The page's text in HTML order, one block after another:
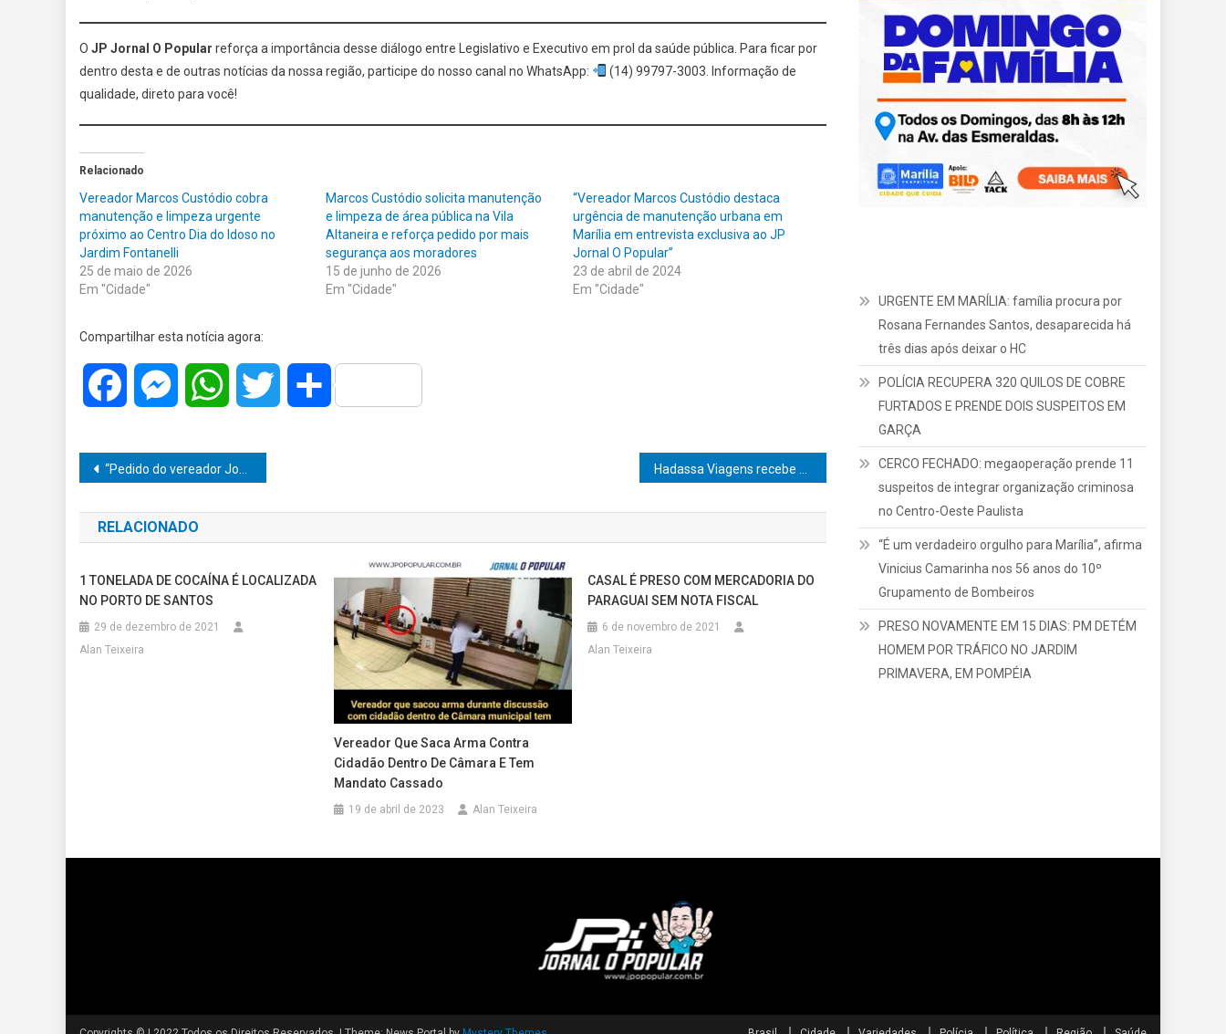
O JP Jornal O Popular reforça a importância desse diálogo entre Legislativo e Executivo em prol da saúde pública. Para ficar por
dentro desta e de outras notícias da nossa região, participe do nosso canal no WhatsApp:
(14) 99797-3003. Informação de
qualidade, direto para você!
Relacionado
Vereador Marcos Custódio cobra
manutenção e limpeza urgente
próximo ao Centro Dia do Idoso no
Jardim Fontanelli
25 de maio de 2026
Em "Cidade"
Marcos Custódio solicita manutenção
e limpeza de área pública na Vila
Altaneira e reforça pedido por mais
segurança aos moradores
15 de junho de 2026
Em "Cidade"
“Vereador Marcos Custódio destaca
urgência de manutenção urbana em
Marília em entrevista exclusiva ao JP
Jornal O Popular”
23 de abril de 2024
Em "Cidade"
Compartilhar esta notícia agora:
Facebook MessengerWhatsAppTwitter Share
Navegação
de
Post
“Pedido do vereador João do Bar pode trazer Casa Lotérica para a Zona Norte e revolucionar o atendimento bancário!”
RELACIONADO
1 TONELADA DE COCAÍNA É LOCALIZADA
NO PORTO DE SANTOS
29 de dezembro de 2021
Alan Teixeira
Vereador Que Saca Arma Contra
Cidadão Dentro De Câmara E Tem
Mandato Cassado
19 de abril de 2023 Alan Teixeira
CASAL É PRESO COM MERCADORIA DO
PARAGUAI SEM NOTA FISCAL
6 de novembro de 2021
Alan Teixeira
URGENTE EM MARÍLIA: família procura por
Rosana Fernandes Santos, desaparecida há
três dias após deixar o HC
POLÍCIA RECUPERA 320 QUILOS DE COBRE
FURTADOS E PRENDE DOIS SUSPEITOS EM
GARÇA
CERCO FECHADO: megaoperação prende 11
suspeitos de integrar organização criminosa
no Centro-Oeste Paulista
“É um verdadeiro orgulho para Marília”, afirma
Vinicius Camarinha nos 56 anos do 10º
Grupamento de Bombeiros
PRESO NOVAMENTE EM 15 DIAS: PM DETÉM
HOMEM POR TRÁFICO NO JARDIM
PRIMAVERA, EM POMPÉIA